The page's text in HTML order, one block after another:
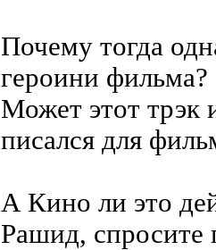
Почему тогда
героини фильма?
Может этот трэк
писался для
А Кино ли это
Рашид, спросите